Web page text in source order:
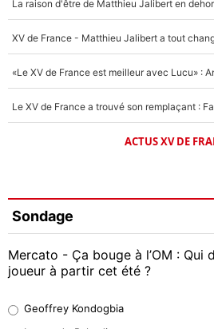
ACTUS XV DE
Sondage
Mercato - Ça bouge à l’OM : Qui
joueur à partir cet été ?
38%
Geoffrey Kondogbia